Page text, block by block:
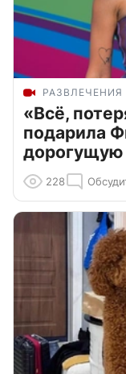
РАЗВЛЕЧЕНИЯ
«Всё,
подарила
дорогущую
228